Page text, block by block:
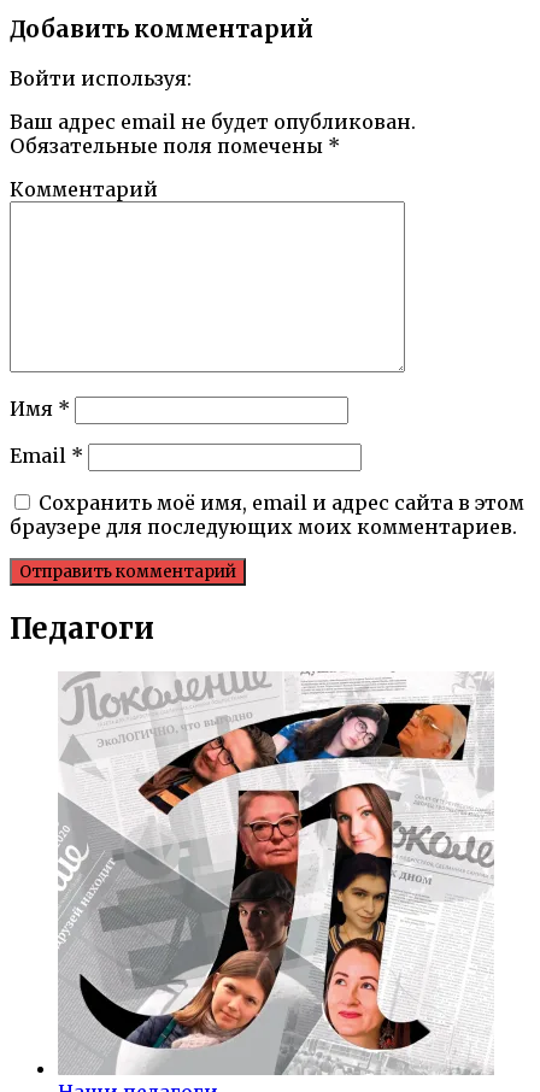
Добавить комментарий
Войти используя:
Ваш адрес email не будет опубликован.
Обязательные поля помечены *
Комментарий
Имя *
Email *
Сохранить моё имя, email и адрес сайта в этом
браузере для последующих моих комментариев.
Педагоги